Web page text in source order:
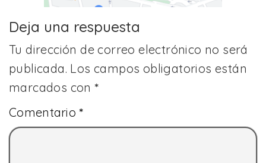
Deja una respuesta
Tu dirección de correo electrónico no será
publicada. Los campos obligatorios están
marcados con*
Comentario*